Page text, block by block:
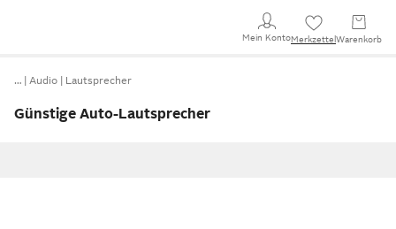
Mein KontoMerkzettel Warenkorb
… Audio Lautsprecher
Günstige Auto-Lautsprecher